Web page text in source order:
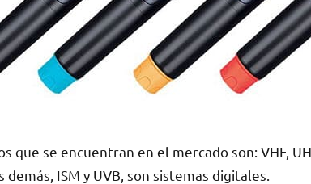
que se encuentran en el mercado son: VHF,
demás, ISM y UVB, son sistemas digitales.